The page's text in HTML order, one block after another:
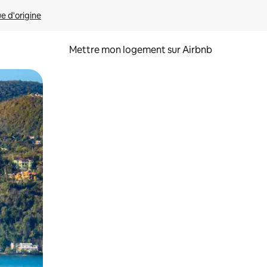
d'origine
Mettre mon logement sur Airbnb
glisser.